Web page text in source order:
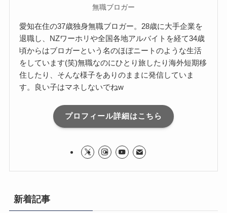
無職ブロガー
愛知在住の37歳独身無職ブロガー。28歳に大手企業を
退職し、NZワーホリや全国各地アルバイトを経て34歳
頃からはブロガーという名のほぼニートのような生活
をしています(笑)無職なのにひとり旅したり海外短期移
住したり、そんな様子をありのままに発信していま
す。良い子はマネしないでねw
プロフィール詳細はこちら
新着記事